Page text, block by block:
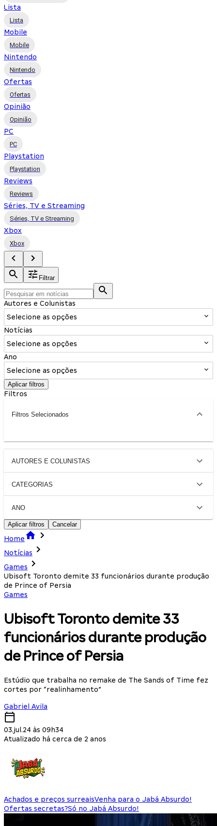
Lista
Lista
Mobile
Mobile
Nintendo
Nintendo
Ofertas
Ofertas
Opinião
Opinião
PC
PC
Playstation
Playstation
Reviews
Reviews
Séries, TV e Streaming
Séries, TV e Streaming
Xbox
Xbox
Filtrar
Autores e Colunistas
Selecione as opções
Notícias
Selecione as opções
Ano
Selecione as opções
Aplicar filtros
Filtros
Filtros Selecionados
AUTORES E COLUNISTAS
CATEGORIAS
ANO
Aplicar filtros Cancelar
Home
Notícias
Games
Ubisoft Toronto demite 33 funcionários durante produção
de Prince of Persia
Games
Ubisoft Toronto demite 33
funcionários durante produção
de Prince of Persia
Estúdio que trabalha no remake de The Sands of Time fez
cortes por “realinhamento”
Gabriel Avila
03.jul.24 às 09h34
Atualizado há cerca de 2 anos
Achados e preços surreaisVenha para o Jabá Absurdo!
Ofertas secretas?Só no Jabá Absurdo!